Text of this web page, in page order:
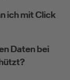
ich mit Click
Daten bei